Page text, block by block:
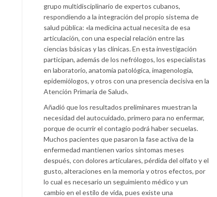
grupo multidisciplinario de expertos cubanos,
respondiendo a la integración del propio sistema de
salud pública: «la medicina actual necesita de esa
articulación, con una especial relación entre las
ciencias básicas y las clínicas. En esta investigación
participan, además de los nefrólogos, los especialistas
en laboratorio, anatomía patológica, imagenología,
epidemiólogos, y otros con una presencia decisiva en la
Atención Primaria de Salud».
Añadió que los resultados preliminares muestran la
necesidad del autocuidado, primero para no enfermar,
porque de ocurrir el contagio podrá haber secuelas.
Muchos pacientes que pasaron la fase activa de la
enfermedad mantienen varios síntomas meses
después, con dolores articulares, pérdida del olfato y el
gusto, alteraciones en la memoria y otros efectos, por
lo cual es necesario un seguimiento médico y un
cambio en el estilo de vida, pues existe una